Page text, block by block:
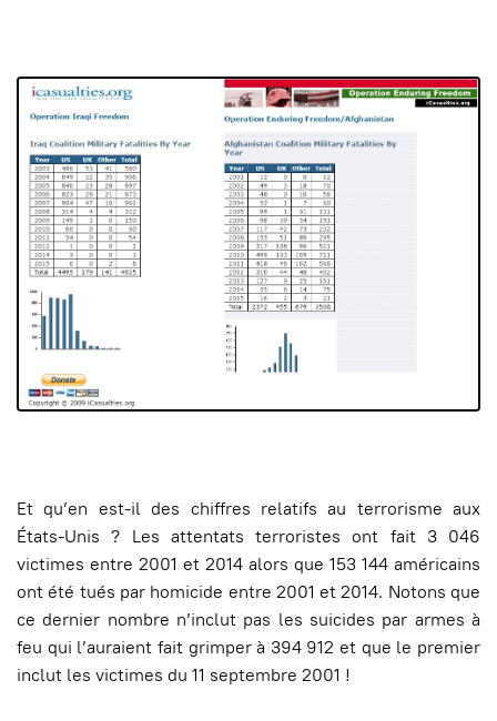
Et qu’en est-il des chiffres relatifs au terrorisme aux
États-Unis ? Les attentats terroristes ont fait 3 046
victimes entre 2001 et 2014 alors que 153 144 américains
ont été tués par homicide entre 2001 et 2014. Notons que
ce dernier nombre n’inclut pas les suicides par armes à
feu qui l’auraient fait grimper à 394 912 et que le premier
inclut les victimes du 11 septembre 2001 !